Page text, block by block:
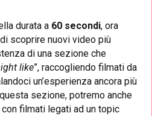
durata a 60 secondi, ora
di scoprire nuovi video più
di una sezione che
like”, raccogliendo filmati da
un’esperienza ancora più
sezione, potremo anche
filmati legati ad un topic